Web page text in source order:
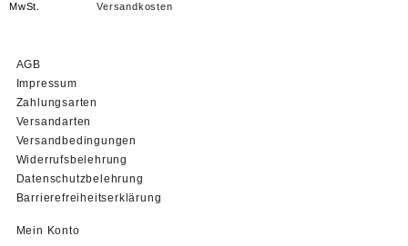
MwSt.
Versandkosten
AGB
Impressum
Zahlungsarten
Versandarten
Versandbedingungen
Widerrufsbelehrung
Datenschutzbelehrung
Barrierefreiheitserklärung
Mein Konto